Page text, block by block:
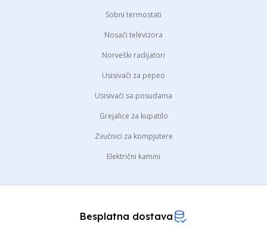
Sobni termostati
Nosači televizora
Norveški radijatori
Usisivači za pepeo
Usisivači sa posudama
Grejalice za kupatilo
Zvučnici za kompjutere
Električni kamini
Besplatna dostava